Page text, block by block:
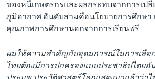
ของหนี้เกษตรกรและผลกระทบจากการเป
ภูมิอากาศ อันดับสามคือนโยบายการศึกษา
คุณภาพการศึกษานอกจากการเรียนฟรี
ผมให้ความสำคัญกับอุดมการณ์ในการเลือ
ไทยต้องมีการปกครองแบบประชาธิปไตยอั